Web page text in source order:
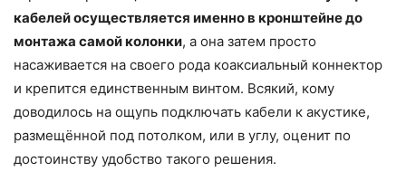
кабелей осуществляется именно в кронштейне до
монтажа самой колонки, а она затем просто
насаживается на своего рода коаксиальный коннектор
и крепится единственным винтом. Всякий, кому
доводилось на ощупь подключать кабели к акустике,
размещённой под потолком, или в углу, оценит по
достоинству удобство такого решения.